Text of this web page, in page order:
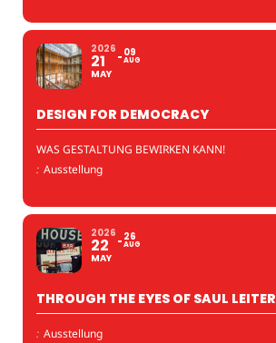
2026
21
MAY
09
AUG
DESIGN FOR DEMOCRACY
WAS GESTALTUNG BEWIRKEN KANN!
: Ausstellung
2026
22
MAY
26
AUG
THROUGH THE EYES OF SAUL LEITER
: Ausstellung